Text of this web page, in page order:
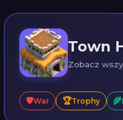
Town
Zobacz
🛡️War 🏆Trophy 🌾